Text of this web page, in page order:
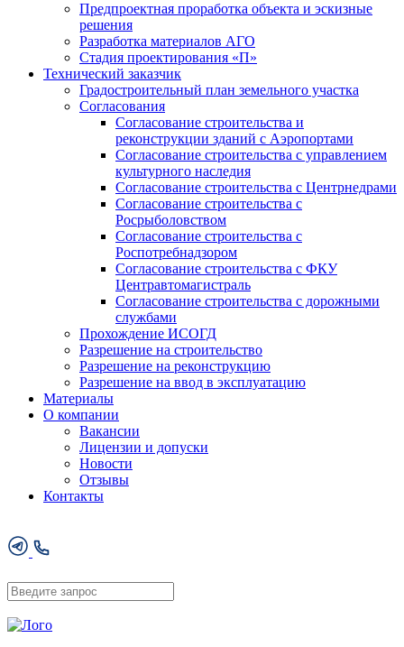
Предпроектная проработка объекта и эскизные
решения
Разработка материалов АГО
Стадия проектирования «П»
Технический заказчик
Градостроительный план земельного участка
Согласования
Согласование строительства и
реконструкции зданий с Аэропортами
Согласование строительства с управлением
культурного наследия
Согласование строительства с Центрнедрами
Согласование строительства с
Росрыболовством
Согласование строительства с
Роспотребнадзором
Согласование строительства с ФКУ
Центравтомагистраль
Согласование строительства с дорожными
службами
Прохождение ИСОГД
Разрешение на строительство
Разрешение на реконструкцию
Разрешение на ввод в эксплуатацию
Материалы
О компании
Вакансии
Лицензии и допуски
Новости
Отзывы
Контакты